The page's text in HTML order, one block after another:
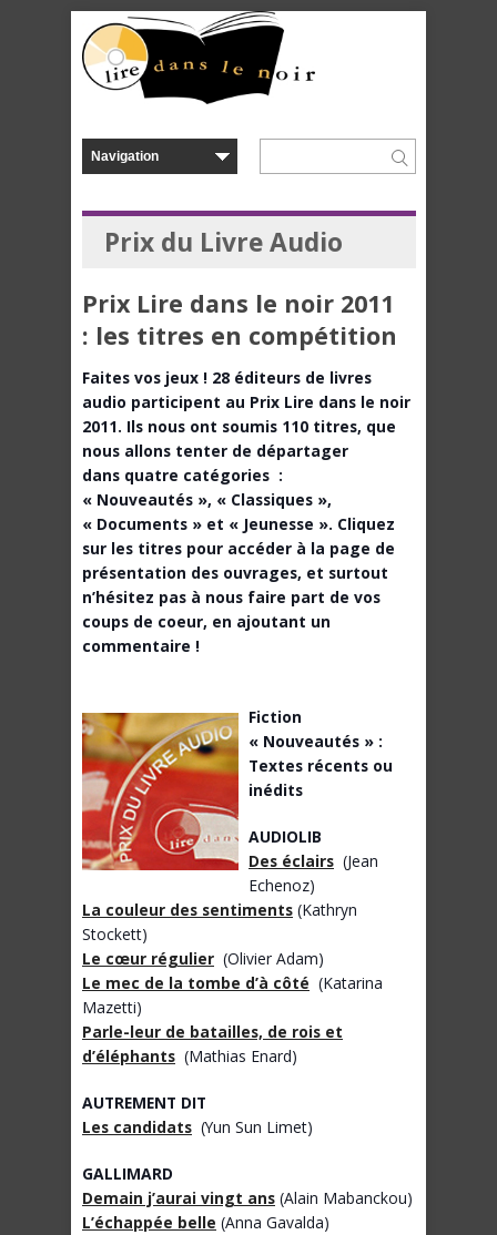
Prix du Livre Audio
Prix Lire dans le noir 2011
: les titres en compétition
Faites vos jeux ! 28 éditeurs de livres
audio participent au Prix Lire dans le noir
2011. Ils nous ont soumis 110 titres, que
nous allons tenter de départager
dans quatre catégories :
« Nouveautés », « Classiques »,
« Documents » et « Jeunesse ». Cliquez
sur les titres pour accéder à la page de
présentation des ouvrages, et surtout
n’hésitez pas à nous faire part de vos
coups de coeur, en ajoutant un
commentaire !
Fiction
« Nouveautés » :
Textes récents ou
inédits
AUDIOLIB
Des éclairs (Jean
Echenoz)
La couleur des sentiments (Kathryn
Stockett)
Le cœur régulier (Olivier Adam)
Le mec de la tombe d’à côté (Katarina
Mazetti)
Parle-leur de batailles, de rois et
d’éléphants (Mathias Enard)
AUTREMENT DIT
Les candidats (Yun Sun Limet)
GALLIMARD
Demain j’aurai vingt ans (Alain Mabanckou)
L’échappée belle (Anna Gavalda)